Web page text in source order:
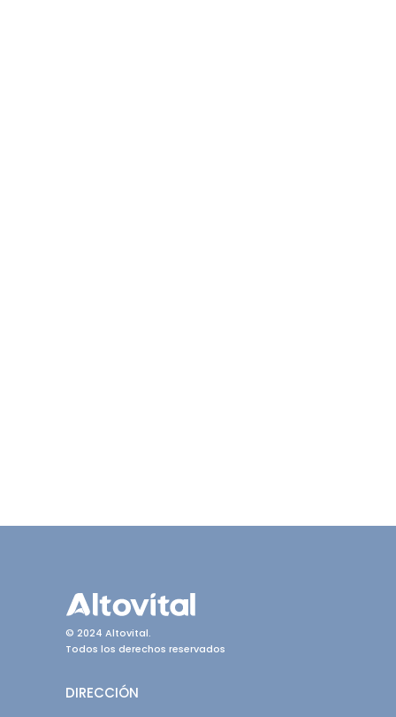
© 2024 Altovital.
Todos los derechos reservados
DIRECCIÓN